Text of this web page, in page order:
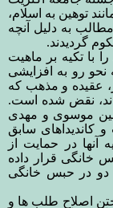
توهین به اسلام،
به دلیل آنچه
گردیدند.
با تکیه بر ماهیت
سرکوب می کند، لیکن از ژوئن 2009 به نحو رو به افزایشی
عقیده و مذهب که
نقض شده است.
حسین موسوی و مهدی
کاندیداهای سابق
آنها در حمایت از
خانگی قرار داده
دو در حبس خانگی
ساختن اصلاح طلب ها و